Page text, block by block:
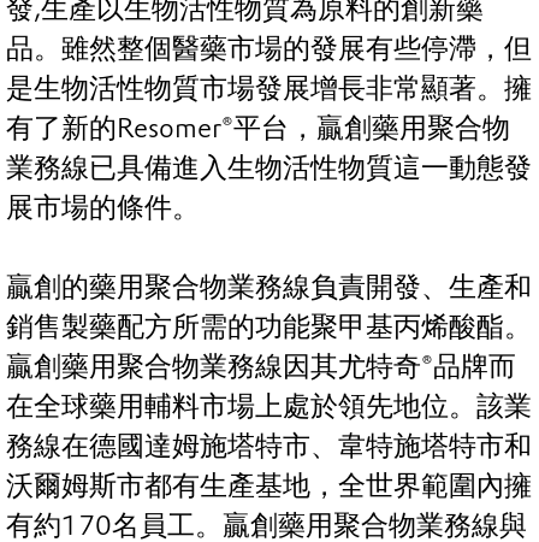
發,生產以生物活性物質為原料的創新藥
品。雖然整個醫藥市場的發展有些停滯，但
是生物活性物質市場發展增長非常顯著。擁
有了新的Resomer®平台，贏創藥用聚合物
業務線已具備進入生物活性物質這一動態發
展市場的條件。
贏創的藥用聚合物業務線負責開發、生產和
銷售製藥配方所需的功能聚甲基丙烯酸酯。
贏創藥用聚合物業務線因其尤特奇®品牌而
在全球藥用輔料市場上處於領先地位。該業
務線在德國達姆施塔特市、韋特施塔特市和
沃爾姆斯市都有生產基地，全世界範圍內擁
有約170名員工。贏創藥用聚合物業務線與